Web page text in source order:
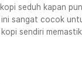
Toko Cikupa
Pick n Go Jakarta Barat
seduh kapan
sangat cocok
kopi sendiri